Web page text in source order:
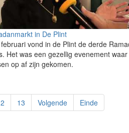
in De Plint
vond in de Plint de derde
Het was een gezellig evenement waar
op af zijn gekomen.
13 Volgende Einde